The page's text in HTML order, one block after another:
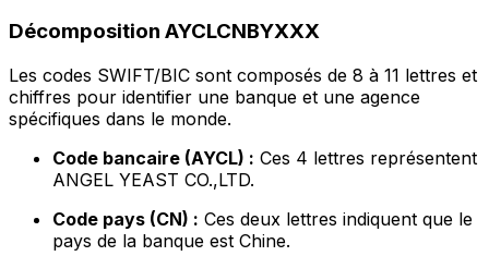
Décomposition AYCLCNBYXXX
Les codes SWIFT/BIC sont composés de 8 à 11 lettres et
chiffres pour identifier une banque et une agence
spécifiques dans le monde.
Code bancaire (AYCL) : Ces 4 lettres représentent
ANGEL YEAST CO.,LTD.
Code pays (CN) : Ces deux lettres indiquent que le
pays de la banque est Chine.